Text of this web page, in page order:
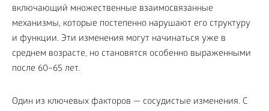
включающий множественные взаимосвязанные
механизмы, которые постепенно нарушают его структуру
и функции. Эти изменения могут начинаться уже в
среднем возрасте, но становятся особенно выраженными
после 60–65 лет.
Один из ключевых факторов — сосудистые изменения. С